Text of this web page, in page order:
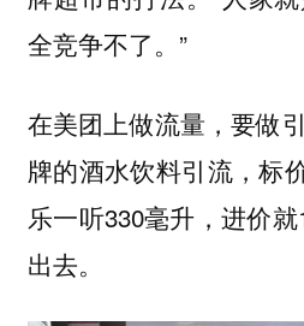
全竞争不了。”
在美团上做流量，要做
牌的酒水饮料引流，
乐一听330毫升，进价
出去。